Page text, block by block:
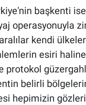
başkenti
operasyonuyla
kendi
esiri
belirli
hepimizin